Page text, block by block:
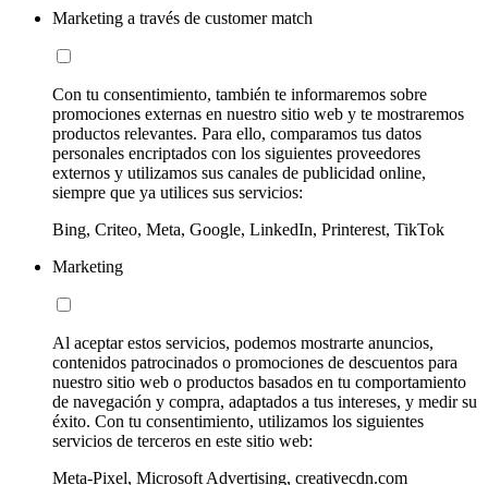
Marketing a través de customer match
Con tu consentimiento, también te informaremos sobre
promociones externas en nuestro sitio web y te mostraremos
productos relevantes. Para ello, comparamos tus datos
personales encriptados con los siguientes proveedores
externos y utilizamos sus canales de publicidad online,
siempre que ya utilices sus servicios:
Bing, Criteo, Meta, Google, LinkedIn, Printerest, TikTok
Marketing
Al aceptar estos servicios, podemos mostrarte anuncios,
contenidos patrocinados o promociones de descuentos para
nuestro sitio web o productos basados en tu comportamiento
de navegación y compra, adaptados a tus intereses, y medir su
éxito. Con tu consentimiento, utilizamos los siguientes
servicios de terceros en este sitio web:
Meta-Pixel, Microsoft Advertising, creativecdn.com